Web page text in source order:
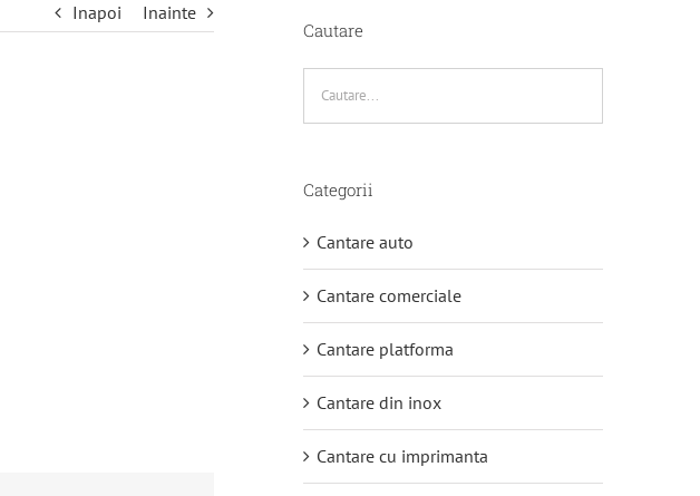
Inapoi Inainte
Cautare
Categorii
Cantare auto
Cantare comerciale
Cantare platforma
Cantare din inox
Cantare cu imprimanta